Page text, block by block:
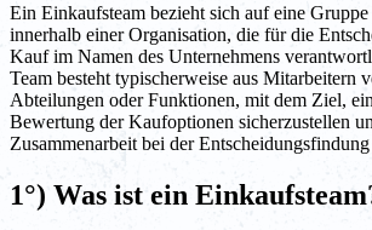
Ein Einkaufsteam bezieht sich auf eine Gruppe
innerhalb einer Organisation, die für die
Kauf im Namen des Unternehmens
Team besteht typischerweise aus Mitarbeitern
Abteilungen oder Funktionen, mit dem Ziel,
Bewertung der Kaufoptionen sicherzustellen
Zusammenarbeit bei der
1°) Was ist ein